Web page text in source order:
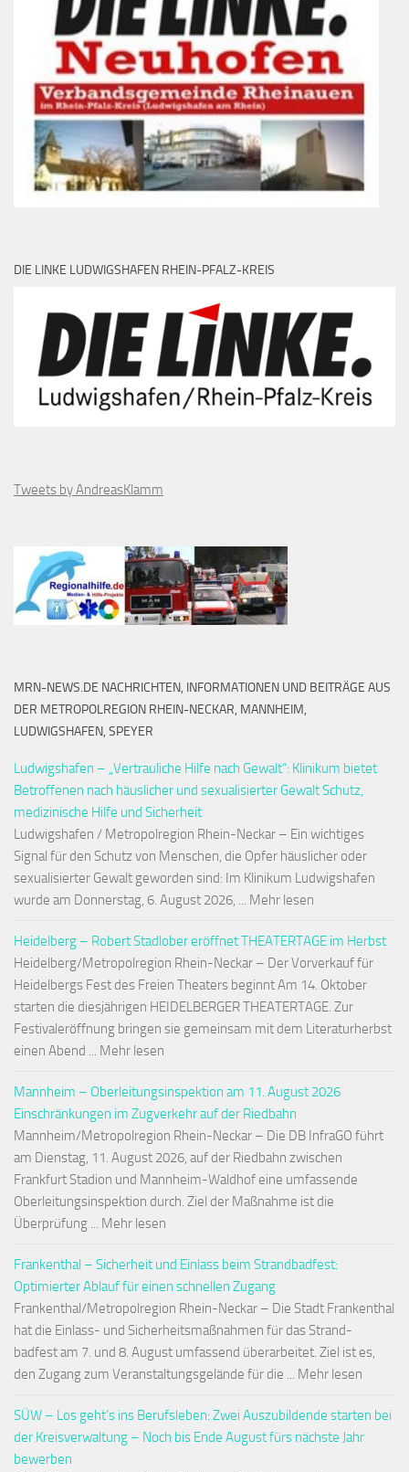
DIE LINKE LUDWIGSHAFEN RHEIN-PFALZ-KREIS
Tweets by AndreasKlamm
MRN-NEWS.DE NACHRICHTEN, INFORMATIONEN UND BEITRÄGE AUS
DER METROPOLREGION RHEIN-NECKAR, MANNHEIM,
LUDWIGSHAFEN, SPEYER
Ludwigshafen – „Vertrauliche Hilfe nach Gewalt“: Klinikum bietet
Betroffenen nach häuslicher und sexualisierter Gewalt Schutz,
medizinische Hilfe und Sicherheit
Ludwigshafen / Metropolregion Rhein-Neckar – Ein wichtiges
Signal für den Schutz von Menschen, die Opfer häuslicher oder
sexualisierter Gewalt geworden sind: Im Klinikum Ludwigshafen
wurde am Donnerstag, 6. August 2026, ... Mehr lesen
Heidelberg – Robert Stadlober eröffnet THEATERTAGE im Herbst
Heidelberg/Metropolregion Rhein-Neckar – Der Vorverkauf für
Heidelbergs Fest des Freien Theaters beginnt Am 14. Oktober
starten die diesjährigen HEIDELBERGER THEATERTAGE. Zur
Festivaleröffnung bringen sie gemeinsam mit dem Literaturherbst
einen Abend ... Mehr lesen
Mannheim – Oberleitungsinspektion am 11. August 2026
Einschränkungen im Zugverkehr auf der Riedbahn
Mannheim/Metropolregion Rhein-Neckar – Die DB InfraGO führt
am Dienstag, 11. August 2026, auf der Riedbahn zwischen
Frankfurt Stadion und Mannheim-Waldhof eine umfassende
Oberleitungsinspektion durch. Ziel der Maßnahme ist die
Überprüfung ... Mehr lesen
Frankenthal – Sicherheit und Einlass beim Strandbadfest:
Optimierter Ablauf für einen schnellen Zugang
Frankenthal/Metropolregion Rhein-Neckar – Die Stadt Frankenthal
hat die Einlass- und Sicherheitsmaßnahmen für das Strand-
badfest am 7. und 8. August umfassend überarbeitet. Ziel ist es,
den Zugang zum Veranstaltungsgelände für die ... Mehr lesen
SÜW – Los geht’s ins Berufsleben: Zwei Auszubildende starten bei
der Kreisverwaltung – Noch bis Ende August fürs nächste Jahr
bewerben